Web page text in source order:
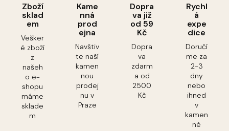
Zboží
sklad
em
Vešker
é zboží
z
našeh
o e-
shopu
máme
sklade
m
Kame
nná
prod
ejna
Navštiv
te naší
kamen
nou
prodej
nu v
Praze
Dopra
va již
od 59
Kč
Dopra
va
zdarm
a od
2500
Kč
Rychl
á
expe
dice
Doručí
me za
2-3
dny
nebo
ihned
v
kamen
né